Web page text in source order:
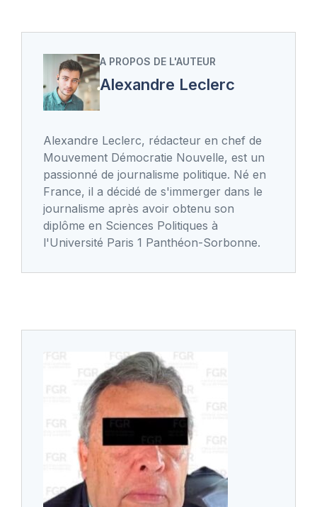
A PROPOS DE L'AUTEUR
Alexandre Leclerc
Alexandre Leclerc, rédacteur en chef de
Mouvement Démocratie Nouvelle, est un
passionné de journalisme politique. Né en
France, il a décidé de s'immerger dans le
journalisme après avoir obtenu son
diplôme en Sciences Politiques à
l'Université Paris 1 Panthéon-Sorbonne.